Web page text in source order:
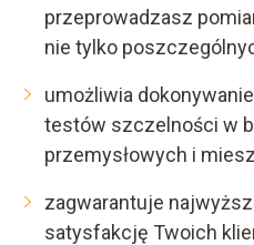
przeprowadzasz
nie tylko
umożliwia
testów szczelności w
przemysłowych i
zagwarantuje
satysfakcję Twoich